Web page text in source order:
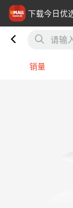
下载今日优
请输
销量